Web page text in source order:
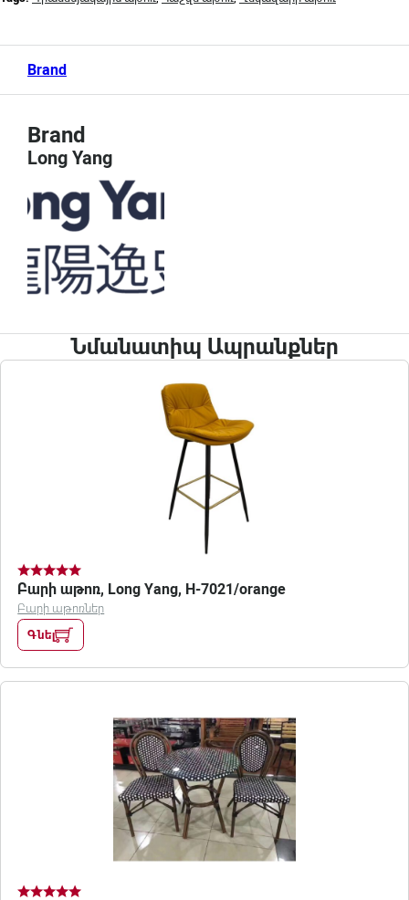
Brand
Brand
Long Yang
Նմանատիպ Ապրանքներ
Բարի աթոռ, Long Yang, H-7021/orange
Բարի աթոռներ
Գնել